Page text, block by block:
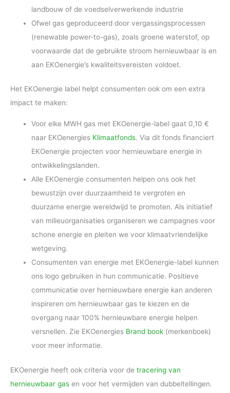
landbouw of de voedselverwerkende industrie
Ofwel gas geproduceerd door vergassingsprocessen
(renewable power-to-gas), zoals groene waterstof, op
voorwaarde dat de gebruikte stroom hernieuwbaar is en
aan EKOenergie’s kwaliteitsvereisten voldoet.
Het EKOenergie label helpt consumenten ook om een extra
impact te maken:
Voor elke MWH gas met EKOenergie-label gaat 0,10 €
naar EKOenergies Klimaatfonds. Via dit fonds financiert
EKOenergie projecten voor hernieuwbare energie in
ontwikkelingslanden.
Alle EKOenergie consumenten helpen ons ook het
bewustzijn over duurzaamheid te vergroten en
duurzame energie wereldwijd te promoten. Als initiatief
van milieuorganisaties organiseren we campagnes voor
schone energie en pleiten we voor klimaatvriendelijke
wetgeving.
Consumenten van energie met EKOenergie-label kunnen
ons logo gebruiken in hun communicatie. Positieve
communicatie over hernieuwbare energie kan anderen
inspireren om hernieuwbaar gas te kiezen en de
overgang naar 100% hernieuwbare energie helpen
versnellen. Zie EKOenergies Brand book (merkenboek)
voor meer informatie.
EKOenergie heeft ook criteria voor de tracering van
hernieuwbaar gas en voor het vermijden van dubbeltellingen.